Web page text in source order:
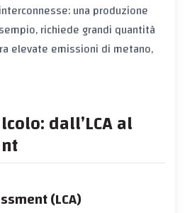
una produzione
richiede grandi quantità
elevate emissioni di metano,
dall’LCA al
(LCA)